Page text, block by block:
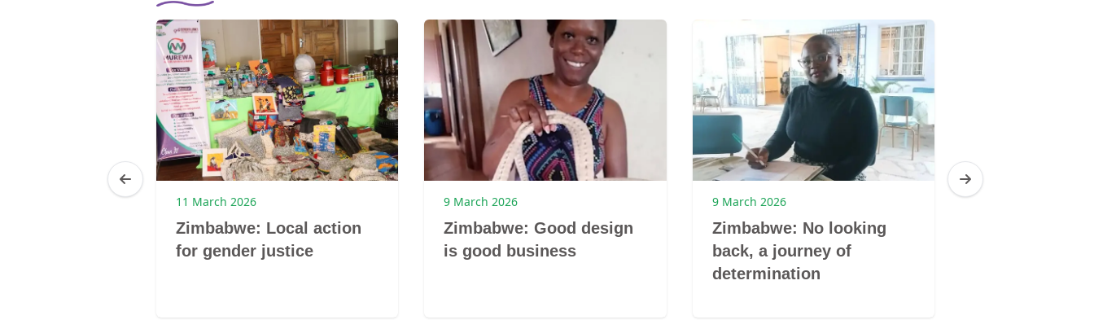
11 March 2026
Zimbabwe: Local action
for gender justice
9 March 2026
Zimbabwe: Good design
is good business
9 March 2026
Zimbabwe: No looking
back, a journey of
determination